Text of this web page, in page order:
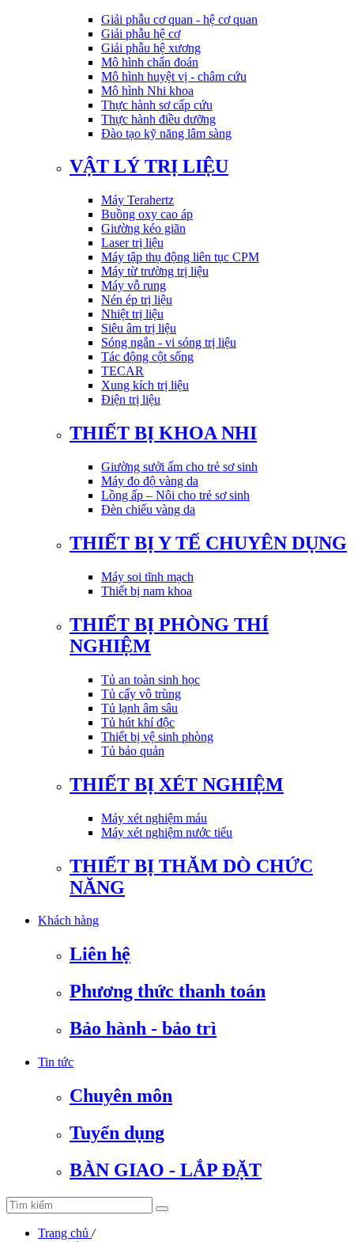
Giải phẫu cơ quan - hệ cơ quan
Giải phẫu hệ cơ
Giải phẫu hệ xương
Mô hình chẩn đoán
Mô hình huyệt vị - châm cứu
Mô hình Nhi khoa
Thực hành sơ cấp cứu
Thực hành điều dưỡng
Đào tạo kỹ năng lâm sàng
VẬT LÝ TRỊ LIỆU
Máy Terahertz
Buồng oxy cao áp
Giường kéo giãn
Laser trị liệu
Máy tập thụ động liên tục CPM
Máy từ trường trị liệu
Máy vỗ rung
Nén ép trị liệu
Nhiệt trị liệu
Siêu âm trị liệu
Sóng ngắn - vi sóng trị liệu
Tác động cột sống
TECAR
Xung kích trị liệu
Điện trị liệu
THIẾT BỊ KHOA NHI
Giường sưởi ấm cho trẻ sơ sinh
Máy đo độ vàng da
Lồng ấp – Nôi cho trẻ sơ sinh
Đèn chiếu vàng da
THIẾT BỊ Y TẾ CHUYÊN DỤNG
Máy soi tĩnh mạch
Thiết bị nam khoa
THIẾT BỊ PHÒNG THÍ
NGHIỆM
Tủ an toàn sinh học
Tủ cấy vô trùng
Tủ lạnh âm sâu
Tủ hút khí độc
Thiết bị vệ sinh phòng
Tủ bảo quản
THIẾT BỊ XÉT NGHIỆM
Máy xét nghiệm máu
Máy xét nghiệm nước tiểu
THIẾT BỊ THĂM DÒ CHỨC
NĂNG
Khách hàng
Liên hệ
Phương thức thanh toán
Bảo hành - bảo trì
Tin tức
Chuyên môn
Tuyển dụng
BÀN GIAO - LẮP ĐẶT
Trang chủ /